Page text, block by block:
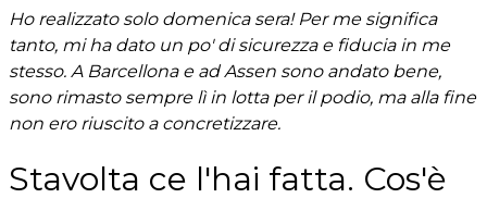
Ho realizzato solo domenica sera! Per me significa
tanto, mi ha dato un po' di sicurezza e fiducia in me
stesso. A Barcellona e ad Assen sono andato bene,
sono rimasto sempre lì in lotta per il podio, ma alla fine
non ero riuscito a concretizzare.
Stavolta ce l'hai fatta. Cos'è